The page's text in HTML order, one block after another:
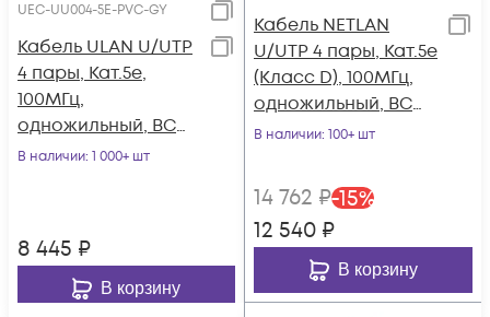
UEC-UU004-5E-PVC-GY
Кабель ULAN U/UTP
4 пары, Кат.5e,
100МГц,
одножильный, BC
(чистая медь),
В наличии: 1 000+ шт
8 445 ₽
В корзину
Кабель NETLAN
U/UTP 4 пары, Кат.5e
(Класс D), 100МГц,
одножильный, BC
(чистая медь),
одножильным
тросом, черный,
В наличии: 100+ шт
14 762 ₽-15%
12 540 ₽
В корзину